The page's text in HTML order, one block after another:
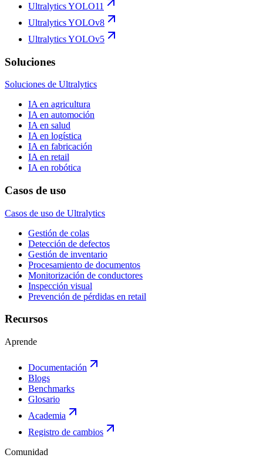
Ultralytics YOLO11
Ultralytics YOLOv8
Ultralytics YOLOv5
Soluciones
Soluciones de Ultralytics
IA en agricultura
IA en automoción
IA en salud
IA en logística
IA en fabricación
IA en retail
IA en robótica
Casos de uso
Casos de uso de Ultralytics
Gestión de colas
Detección de defectos
Gestión de inventario
Procesamiento de documentos
Monitorización de conductores
Inspección visual
Prevención de pérdidas en retail
Recursos
Aprende
Documentación
Blogs
Benchmarks
Glosario
Academia
Registro de cambios
Comunidad